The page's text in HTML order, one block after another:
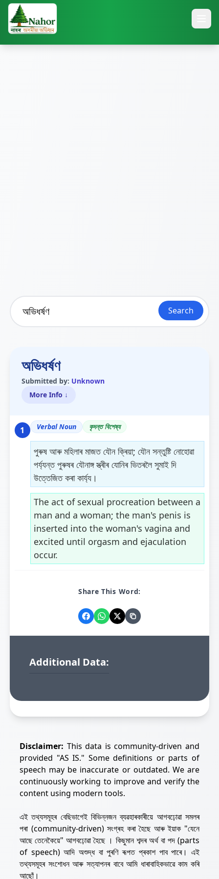
Search
অভিধৰ্ষণ
Submitted by: Unknown
More Info ↓
1 Verbal Noun কৃদন্ত বিশেষ্য
পুৰুষ আৰু মহিলাৰ মাজত যৌন ক্ৰিয়া; যৌন সন্তুষ্টি নোহোৱা
পৰ্য্যন্ত পুৰুষৰ যৌনাঙ্গ স্ত্ৰীৰ যোনিৰ ভিতৰলৈ সুমাই দি
উত্তেজিত কৰা কাৰ্য্য।
The act of sexual procreation between a
man and a woman; the man's penis is
inserted into the woman's vagina and
excited until orgasm and ejaculation
occur.
Share This Word:
Additional Data:
Disclaimer: This data is community-driven and
provided "AS IS." Some definitions or parts of
speech may be inaccurate or outdated. We are
continuously working to improve and verify the
content using modern tools.
এই তথ্যসমূহৰ বেছিভাগেই বিভিন্নজন ব্যৱহাৰকাৰীয়ে আগবঢ়োৱা সমলৰ
পৰা (community-driven) সংগ্ৰহ কৰা হৈছে আৰু ইয়াক "যেনে
আছে তেনেকৈয়ে" আগবঢ়োৱা হৈছে । কিছুমান শব্দৰ অৰ্থ বা পদ (parts
of speech) আদি অশুদ্ধ বা পুৰণি ৰূপত প্ৰকাশ পাব পাৰে। এই
তথ্যসমূহৰ সংশোধন আৰু সত্যাপনৰ বাবে আমি ধাৰাবাহিকভাৱে কাম কৰি
আছোঁ।